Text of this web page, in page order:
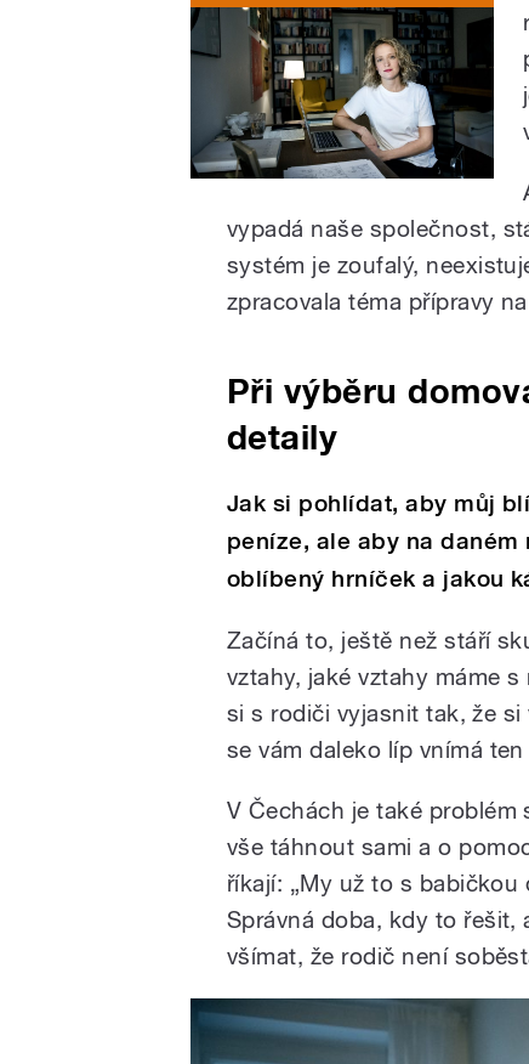
vypadá naše společnost,
systém je zoufalý,
zpracovala téma přípravy
Při výběru
detaily
Jak si pohlídat, aby můj
peníze, ale aby na
oblíbený hrníček a jakou
Začíná to, ještě než stáří
vztahy, jaké vztahy máme
si s rodiči vyjasnit tak, že si
se vám daleko líp vnímá
V Čechách je také
vše táhnout sami a o
říkají: „My už to s babičkou
Správná doba, kdy to řešit,
všímat, že rodič není